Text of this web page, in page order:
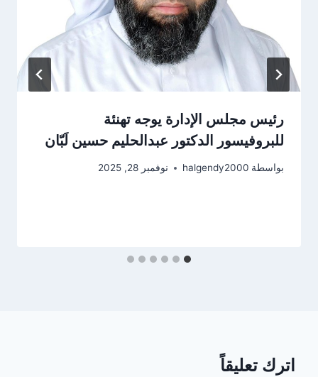
رئيس مجلس الإدارة يوجه تهنئة
للبروفيسور الدكتور عبدالحليم حسين لَبّان
بواسطة halgendy2000 نوفمبر 28, 2025
اترك تعليقاً